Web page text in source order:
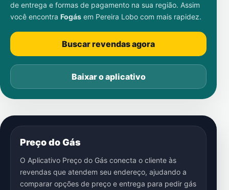
de entrega e formas de pagamento na sua região. Assim
você encontra Fogás em Pereira Lobo com mais rapidez.
Buscar revendas agora
Baixar o aplicativo
Preço do Gás
O Aplicativo Preço do Gás conecta o cliente às
revendas que atendem seu endereço, ajudando a
comparar opções de preço e entrega para pedir gás